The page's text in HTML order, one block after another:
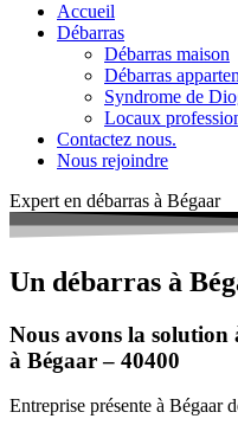
Accueil
Débarras
Débarras maison
Débarras
Syndrome de
Locaux
Contactez nous.
Nous rejoindre
Expert en débarras à Bégaar
Un débarras à
Nous avons la solution
à Bégaar – 40400
Entreprise présente à Bégaar